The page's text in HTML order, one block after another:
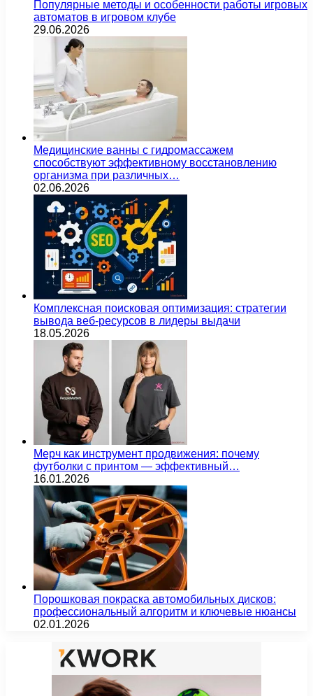
Популярные методы и особенности работы игровых
автоматов в игровом клубе
29.06.2026
Медицинские ванны с гидромассажем
способствуют эффективному восстановлению
организма при различных…
02.06.2026
Комплексная поисковая оптимизация: стратегии
вывода веб-ресурсов в лидеры выдачи
18.05.2026
Мерч как инструмент продвижения: почему
футболки с принтом — эффективный…
16.01.2026
Порошковая покраска автомобильных дисков:
профессиональный алгоритм и ключевые нюансы
02.01.2026